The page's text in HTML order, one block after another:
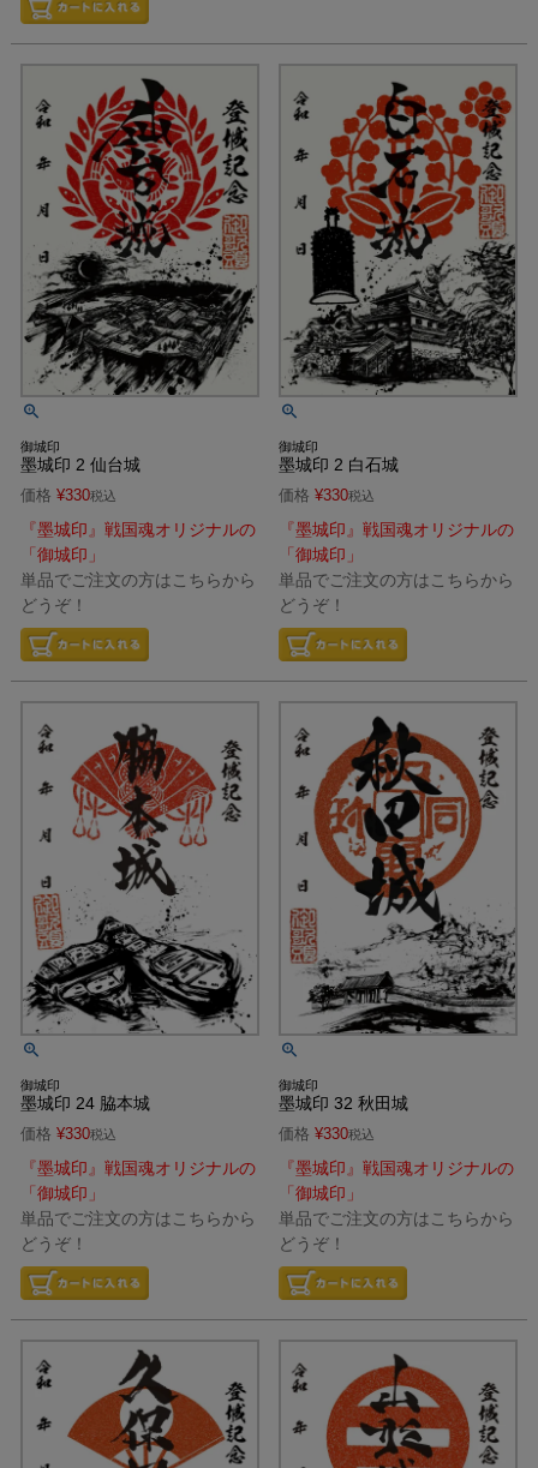
御城印
墨城印 2 仙台城
価格 ¥330税込
『墨城印』戦国魂オリジナルの
「御城印」
単品でご注文の方はこちらから
どうぞ！
御城印
墨城印 2 白石城
価格 ¥330税込
『墨城印』戦国魂オリジナルの
「御城印」
単品でご注文の方はこちらから
どうぞ！
御城印
墨城印 24 脇本城
価格 ¥330税込
『墨城印』戦国魂オリジナルの
「御城印」
単品でご注文の方はこちらから
どうぞ！
御城印
墨城印 32 秋田城
価格 ¥330税込
『墨城印』戦国魂オリジナルの
「御城印」
単品でご注文の方はこちらから
どうぞ！